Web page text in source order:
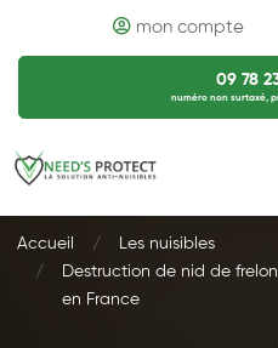
mon compte
09 78
numéro non surtaxé,
Accueil
Les nuisibles
Destruction de nid de
en France